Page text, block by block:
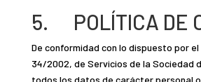
5. POLÍTICA DE
De conformidad con lo dispuesto por el
34/2002, de Servicios de la Sociedad
todos los datos de carácter personal